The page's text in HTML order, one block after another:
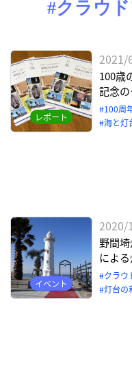
#クラウ
レポート
2021/
100歳
記念
浜町
100周
海と灯
イベント
2020/
野間
によ
支援
クラウ
灯台の